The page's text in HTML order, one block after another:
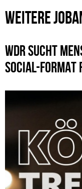
WEITERE
WDR SUCHT
SOCIAL-FORMAT